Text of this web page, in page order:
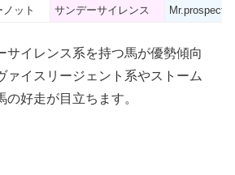
ット サンデーサイレンス Mr.prospector
サイレンス系を持つ馬が優勢傾向
ァイスリージェント系やストーム
好走が目立ちます。